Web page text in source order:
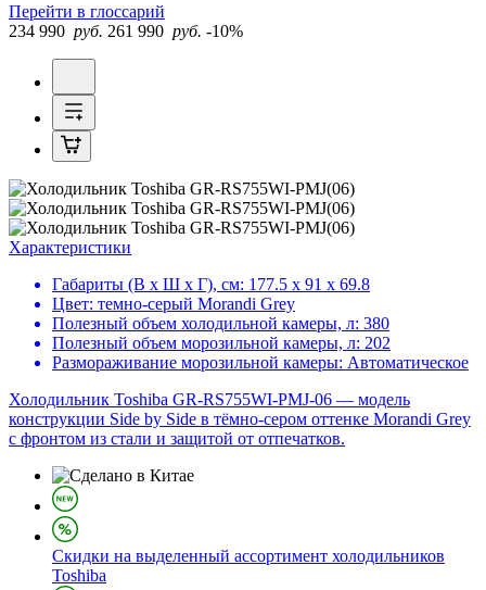
Перейти в глоссарий
234 990 руб. 261 990 руб. -10%
Характеристики
Габариты (В х Ш х Г), см: 177.5 х 91 х 69.8
Цвет: темно-серый Morandi Grey
Полезный объем холодильной камеры, л: 380
Полезный объем морозильной камеры, л: 202
Размораживание морозильной камеры: Автоматическое
Холодильник Toshiba GR-RS755WI-PMJ-06 — модель
конструкции Side by Side в тёмно-сером оттенке Morandi Grey
с фронтом из стали и защитой от отпечатков.
Скидки на выделенный ассортимент холодильников
Toshiba